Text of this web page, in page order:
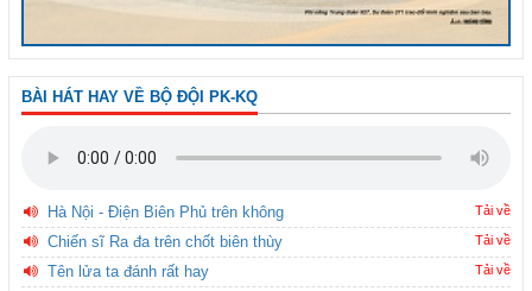
BÀI HÁT HAY VỀ BỘ ĐỘI PK-KQ
Hà Nội - Điện Biên Phủ trên không Tải về
Chiến sĩ Ra đa trên chốt biên thùy Tải về
Tên lửa ta đánh rất hay Tải về